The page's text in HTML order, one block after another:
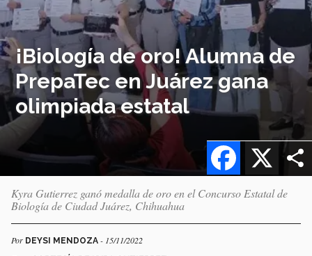
¡Biología de oro! Alumna de
PrepaTec en Juárez gana
olimpiada estatal
X
Facebook
Kyra Gutierrez ganó medalla de oro en el Concurso Estatal de
Biología de Ciudad Juárez, Chihuahua
Por DEYSI MENDOZA - 15/11/2022